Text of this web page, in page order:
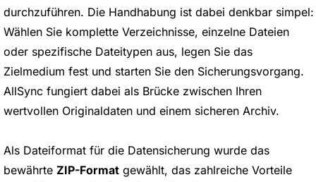
durchzuführen. Die Handhabung ist dabei denkbar simpel:
Wählen Sie komplette Verzeichnisse, einzelne Dateien
oder spezifische Dateitypen aus, legen Sie das
Zielmedium fest und starten Sie den Sicherungsvorgang.
AllSync fungiert dabei als Brücke zwischen Ihren
wertvollen Originaldaten und einem sicheren Archiv.
Als Dateiformat für die Datensicherung wurde das
bewährte ZIP-Format gewählt, das zahlreiche Vorteile